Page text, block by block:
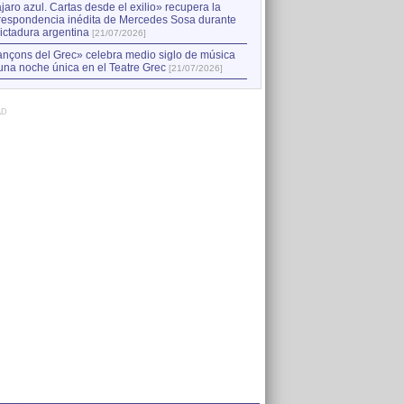
azul. Cartas desde el exilio» recupera la
inédita de Mercedes Sosa durante
argentina [21/07/2026]
del Grec» celebra medio siglo de música
noche única en el Teatre Grec [21/07/2026]